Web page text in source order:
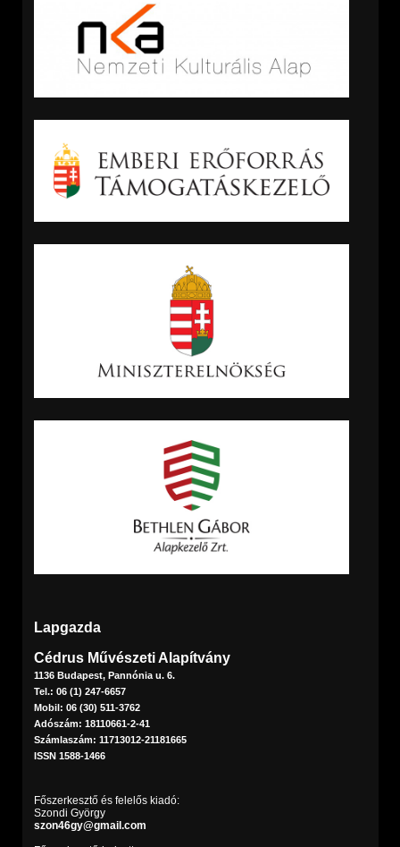
Lapgazda
Cédrus Művészeti Alapítvány
1136 Budapest, Pannónia u. 6.
Tel.: 06 (1) 247-6657
Mobil: 06 (30) 511-3762
Adószám: 18110661-2-41
Számlaszám: 11713012-21181665
ISSN 1588-1466
Főszerkesztő és felelős kiadó:
Szondi György
szon46gy@gmail.com